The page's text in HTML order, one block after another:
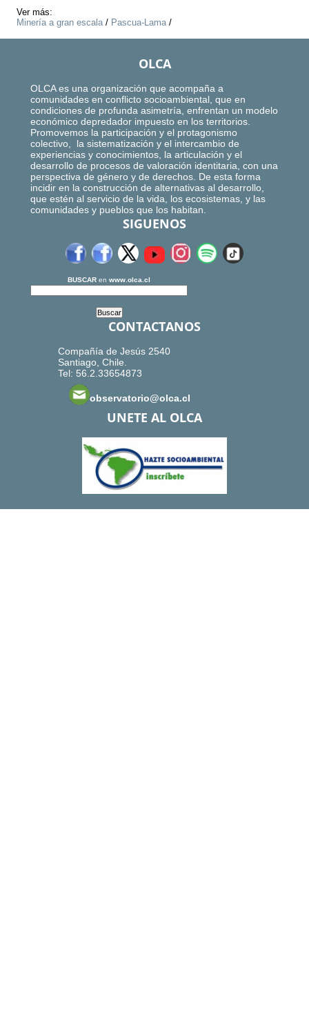
Ver más:
Minería a gran escala/ Pascua-Lama/
OLCA
OLCA es una organización que acompaña a
comunidades en conflicto socioambiental, que en
condiciones de profunda asimetría, enfrentan un modelo
económico depredador impuesto en los territorios.
Promovemos la participación y el protagonismo
colectivo, la sistematización y el intercambio de
experiencias y conocimientos, la articulación y el
desarrollo de procesos de valoración identitaria, con una
perspectiva de género y de derechos. De esta forma
incidir en la construcción de alternativas al desarrollo,
que estén al servicio de la vida, los ecosistemas, y las
comunidades y pueblos que los habitan.
SIGUENOS
BUSCAR en www.olca.cl
CONTACTANOS
Compañía de Jesús 2540
Santiago, Chile.
Tel: 56.2.33654873
observatorio@olca.cl
UNETE AL OLCA